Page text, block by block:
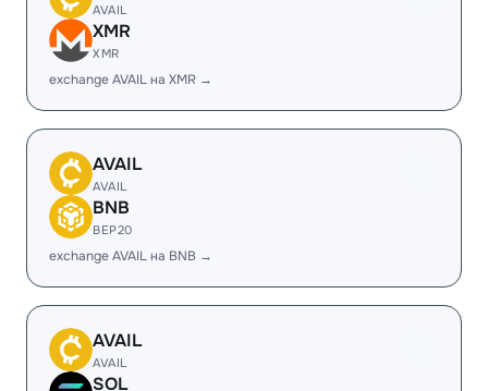
AVAIL
XMR
XMR
exchange AVAIL на XMR →
AVAIL
AVAIL
BNB
BEP20
exchange AVAIL на BNB →
AVAIL
AVAIL
SOL